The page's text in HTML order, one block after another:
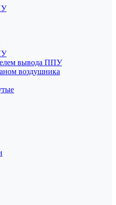
вывода ППУ
воздушника